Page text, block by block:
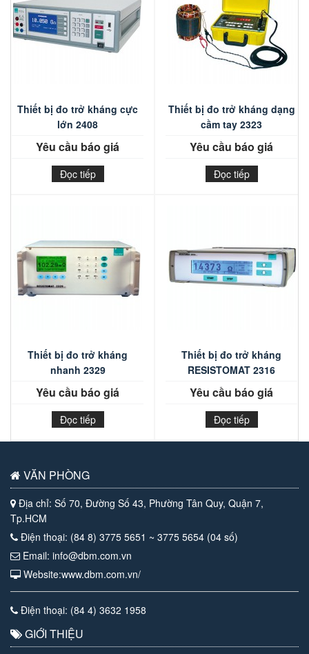
Thiết bị đo trở kháng cực
lớn 2408
Yêu cầu báo giá
Đọc tiếp
Thiết bị đo trở kháng dạng
cầm tay 2323
Yêu cầu báo giá
Đọc tiếp
Thiết bị đo trở kháng
nhanh 2329
Yêu cầu báo giá
Đọc tiếp
Thiết bị đo trở kháng
RESISTOMAT 2316
Yêu cầu báo giá
Đọc tiếp
VĂN PHÒNG
Địa chỉ: Số 70, Đường Số 43, Phường Tân Quy, Quận 7,
Tp.HCM
Điện thoại: (84 8) 3775 5651 ~ 3775 5654 (04 số)
Email: info@dbm.com.vn
Website:www.dbm.com.vn/
Điện thoại: (84 4) 3632 1958
GIỚI THIỆU